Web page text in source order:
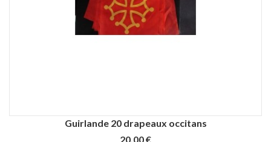
Guirlande 20 drapeaux occitans
20,00 €